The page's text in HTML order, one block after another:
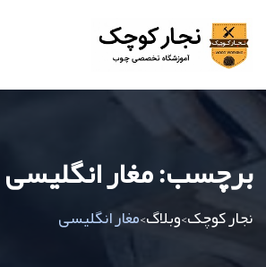
برچسب:مغار انگلیسی
نجار کوچک>وبلاگ>مغار انگلیسی